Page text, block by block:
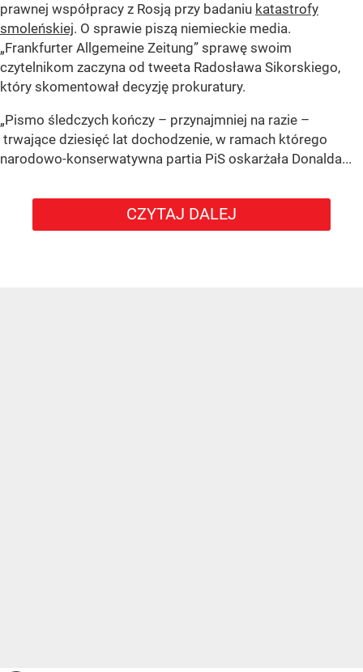
prawnej współpracy z Rosją przy badaniu katastrofy
smoleńskiej. O sprawie piszą niemieckie media.
„Frankfurter Allgemeine Zeitung” sprawę swoim
czytelnikom zaczyna od tweeta Radosława Sikorskiego,
który skomentował decyzję prokuratury.
„Pismo śledczych kończy – przynajmniej na razie –
trwające dziesięć lat dochodzenie, w ramach którego
narodowo-konserwatywna partia PiS oskarżała Donalda...
CZYTAJ DALEJ